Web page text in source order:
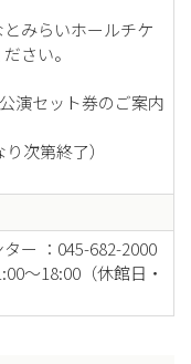
みらいホールチケ
さい。
演セット券のご案内
次第終了）
ー ：045-682-2000
～18:00（休館日・